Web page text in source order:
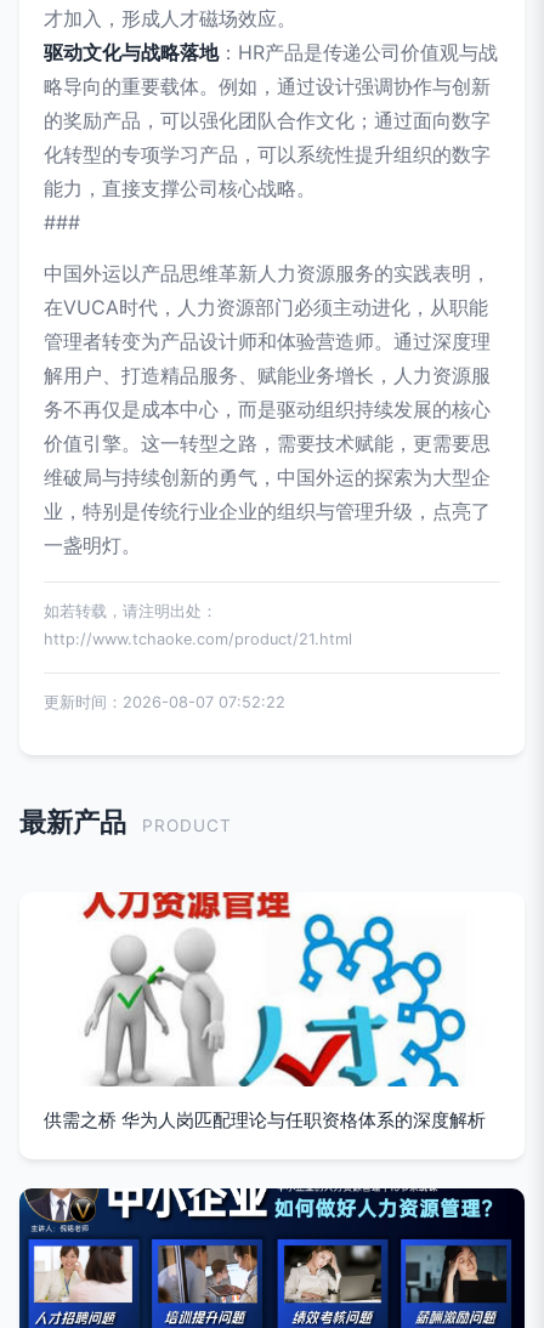
才加入，形成人才磁场效应。
驱动文化与战略落地：HR产品是传递公司价值观与战
略导向的重要载体。例如，通过设计强调协作与创新
的奖励产品，可以强化团队合作文化；通过面向数字
化转型的专项学习产品，可以系统性提升组织的数字
能力，直接支撑公司核心战略。
###
中国外运以产品思维革新人力资源服务的实践表明，
在VUCA时代，人力资源部门必须主动进化，从职能
管理者转变为产品设计师和体验营造师。通过深度理
解用户、打造精品服务、赋能业务增长，人力资源服
务不再仅是成本中心，而是驱动组织持续发展的核心
价值引擎。这一转型之路，需要技术赋能，更需要思
维破局与持续创新的勇气，中国外运的探索为大型企
业，特别是传统行业企业的组织与管理升级，点亮了
一盏明灯。
如若转载，请注明出处：
http://www.tchaoke.com/product/21.html
更新时间：2026-08-07 07:52:22
最新产品 PRODUCT
供需之桥 华为人岗匹配理论与任职资格体系的深度解析